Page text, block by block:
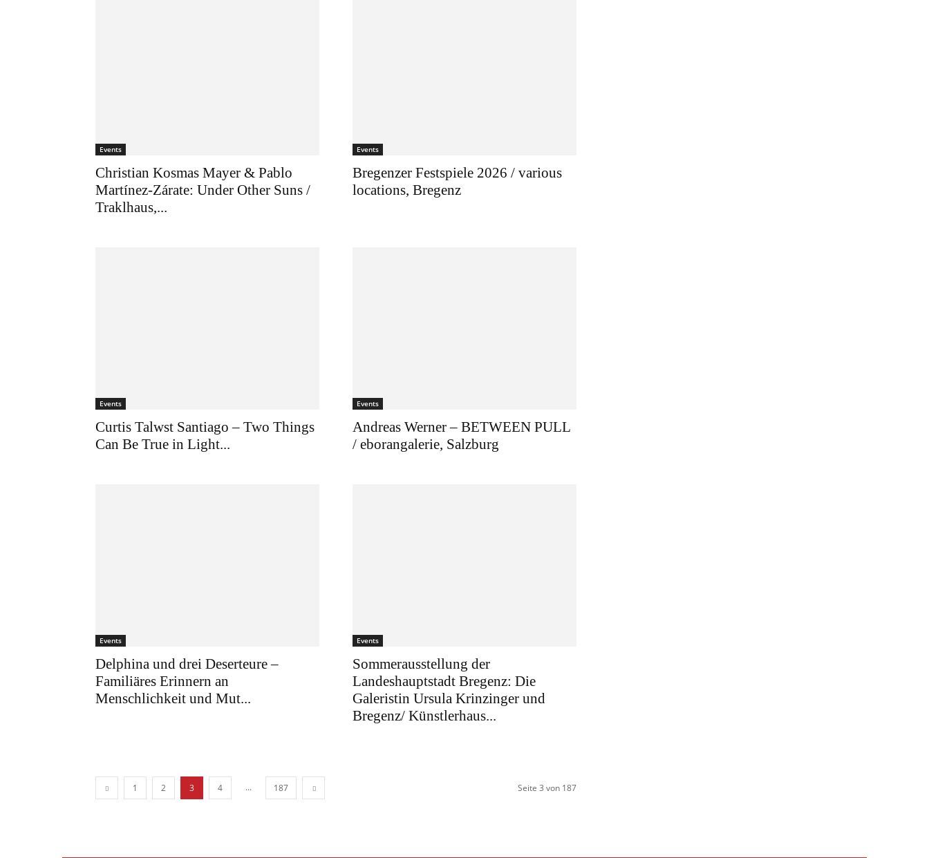
Events
Christian Kosmas Mayer & Pablo
Martínez-Zárate: Under Other Suns /
Traklhaus,...
Events
Bregenzer Festspiele 2026 / various
locations, Bregenz
Events
Curtis Talwst Santiago – Two Things
Can Be True in Light...
Events
Andreas Werner – BETWEEN PULL
/ eborangalerie, Salzburg
Events
Delphina und drei Deserteure –
Familiäres Erinnern an
Menschlichkeit und Mut...
Events
Sommerausstellung der
Landeshauptstadt Bregenz: Die
Galeristin Ursula Krinzinger und
Bregenz/ Künstlerhaus...
1 2 3 4 ... 187 Seite 3 von 187